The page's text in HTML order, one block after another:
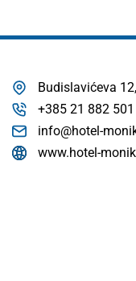
Budislavićeva
+385 21 882 501
info@hotel-
www.hotel-